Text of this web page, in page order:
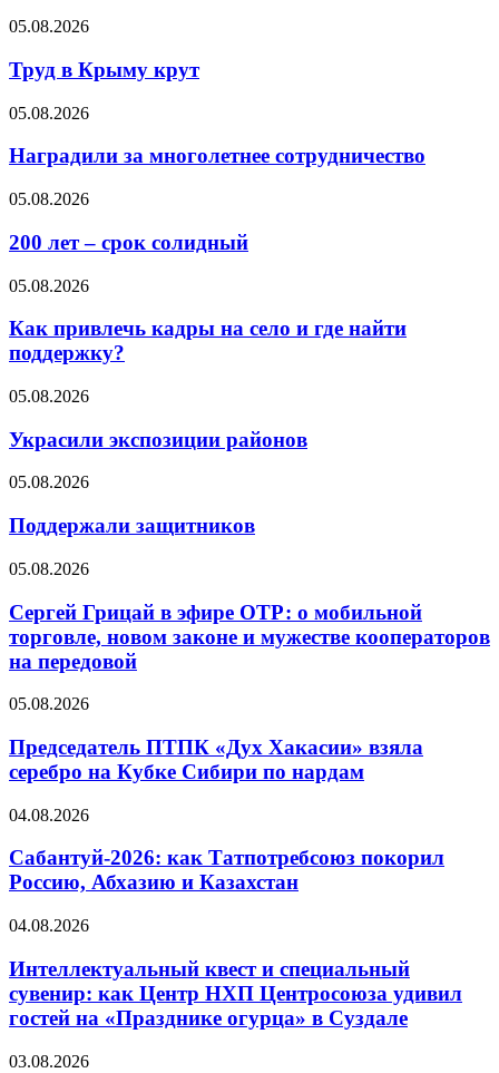
05.08.2026
Труд в Крыму крут
05.08.2026
Наградили за многолетнее сотрудничество
05.08.2026
200 лет – срок солидный
05.08.2026
Как привлечь кадры на село и где найти
поддержку?
05.08.2026
Украсили экспозиции районов
05.08.2026
Поддержали защитников
05.08.2026
Сергей Грицай в эфире ОТР: о мобильной
торговле, новом законе и мужестве кооператоров
на передовой
05.08.2026
Председатель ПТПК «Дух Хакасии» взяла
серебро на Кубке Сибири по нардам
04.08.2026
Сабантуй-2026: как Татпотребсоюз покорил
Россию, Абхазию и Казахстан
04.08.2026
Интеллектуальный квест и специальный
сувенир: как Центр НХП Центросоюза удивил
гостей на «Празднике огурца» в Суздале
03.08.2026